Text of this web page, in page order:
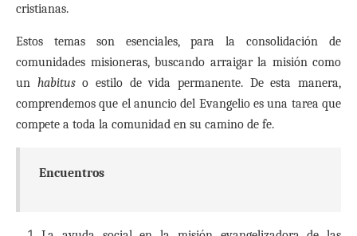
cristianas.
Estos temas son esenciales, para la consolidación de
comunidades misioneras, buscando arraigar la misión como
un habituso estilo de vida permanente. De esta manera,
comprendemos que el anuncio del Evangelio es una tarea que
compete a toda la comunidad en su camino de fe.
Encuentros